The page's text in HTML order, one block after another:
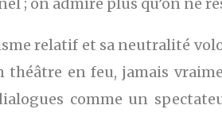
relatif et sa neutralité
théâtre en feu, jamais
comme un